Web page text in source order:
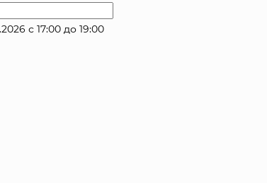
с 17:00 до 19:00